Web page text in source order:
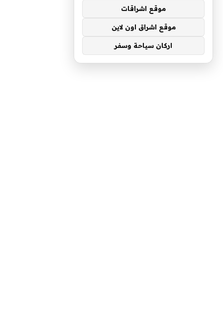
موقع اشراقات
موقع اشراق اون لاين
اركان سياحة وسفر